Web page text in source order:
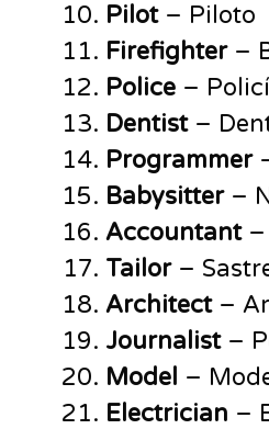
Pilot– Piloto
Firefighter–
Police –
Dentist–
Programmer
Babysitter–
Accountant–
Tailor–
Architect–
Journalist–
Model –
Electrician –